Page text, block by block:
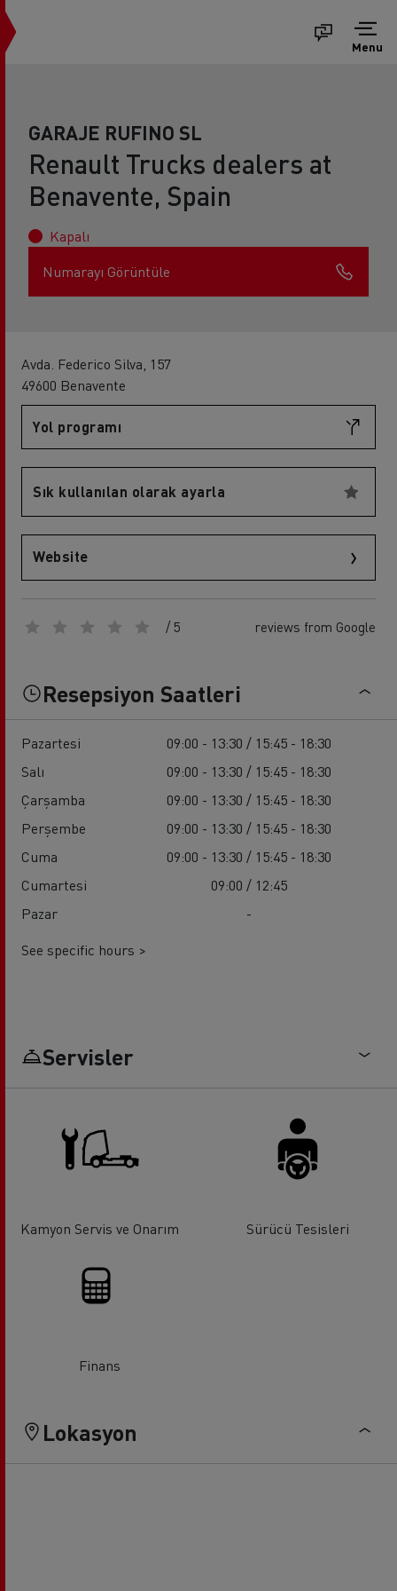
Menu
GARAJE RUFINO SL
Renault Trucks dealers at
Benavente, Spain
Kapalı
Numarayı Görüntüle
Avda. Federico Silva, 157
49600 Benavente
Yol programı
Sık kullanılan olarak ayarla
Website
/ 5 reviews from Google
Resepsiyon Saatleri
Pazartesi
09:00 - 13:30 / 15:45 - 18:30
Salı
09:00 - 13:30 / 15:45 - 18:30
Çarşamba
09:00 - 13:30 / 15:45 - 18:30
Perşembe
09:00 - 13:30 / 15:45 - 18:30
Cuma
09:00 - 13:30 / 15:45 - 18:30
Cumartesi
09:00 / 12:45
Pazar
-
See specific hours >
Servisler
Kamyon Servis ve Onarım Sürücü Tesisleri
Finans
Lokasyon